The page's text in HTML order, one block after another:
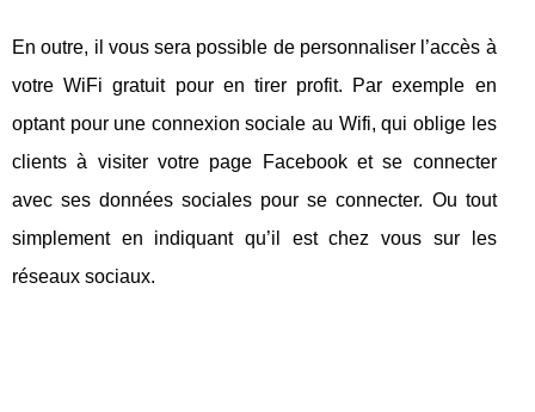
En outre, il vous sera possible de personnaliser l’accès à
votre WiFi gratuit pour en tirer profit. Par exemple en
optant pour une connexion sociale au Wifi, qui oblige les
clients à visiter votre page Facebook et se connecter
avec ses données sociales pour se connecter. Ou tout
simplement en indiquant qu’il est chez vous sur les
réseaux sociaux.